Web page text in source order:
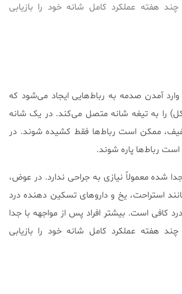
هفته عملکرد کامل شانه خود را بازیابی
آمدن صدمه به رباط‌هایی ایجاد می‌شود که
را به تیغه شانه متصل می‌کند. در یک شانه
ممکن است رباط‌ها فقط کشیده شوند. در
رباط‌ها پاره شوند.
شده معمولاً نیازی به جراحی ندارد. در عوض‌،
استراحت‌، یخ و داروهای تسکین دهنده درد
کافی است. بیشتر افراد پس از مواجهه با جدا
هفته عملکرد کامل شانه خود را بازیابی